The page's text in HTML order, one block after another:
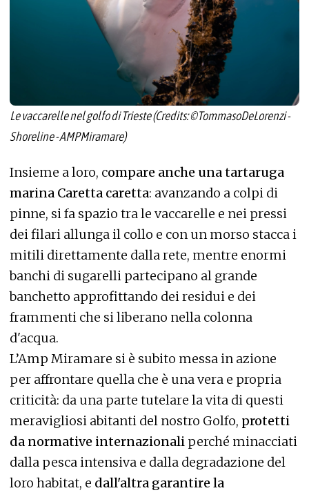
Le vaccarelle nel golfo di Trieste (Credits: ©TommasoDeLorenzi -
Shoreline - AMPMiramare)
Insieme a loro, compare anche una tartaruga
marina Caretta caretta: avanzando a colpi di
pinne, si fa spazio tra le vaccarelle e nei pressi
dei filari allunga il collo e con un morso stacca i
mitili direttamente dalla rete, mentre enormi
banchi di sugarelli partecipano al grande
banchetto approfittando dei residui e dei
frammenti che si liberano nella colonna
d'acqua.
L’Amp Miramare si è subito messa in azione
per affrontare quella che è una vera e propria
criticità: da una parte tutelare la vita di questi
meravigliosi abitanti del nostro Golfo, protetti
da normative internazionali perché minacciati
dalla pesca intensiva e dalla degradazione del
loro habitat, e dall'altra garantire la